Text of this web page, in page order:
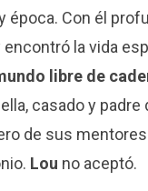
época. Con él
la vida
libre de
casado y
de sus
Lou no aceptó.